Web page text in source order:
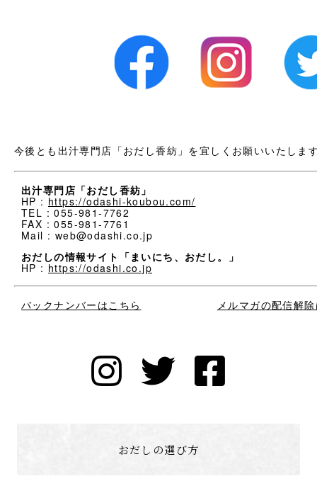
今後とも出汁専門店「おだし香紡」を宜しくお願いいたしま
出汁専門店「おだし香紡」
HP : https://odashi-koubou.com/
TEL : 055-981-7762
FAX : 055-981-7761
Mail : web@odashi.co.jp
おだしの情報サイト「まいにち、おだし。」
HP : https://odashi.co.jp
バックナンバーはこちら メルマガの配信解
おだしの選び方